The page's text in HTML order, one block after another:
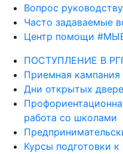
Вопрос руководству
Часто задаваемые
Центр помощи
ПОСТУПЛЕНИЕ В
Приемная кампания
Дни открытых
работа со школами
Курсы подготовки к